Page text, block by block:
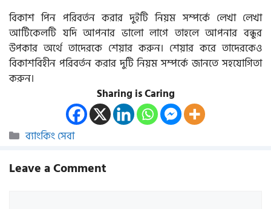
বিকাশ পিন পরিবর্তন করার দুইটি নিয়ম সম্পর্কে লেখা লেখা
আর্টিকেলটি যদি আপনার ভালো লাগে তাহলে আপনার বন্ধুর
উপকার অর্থে তাদেরকে শেয়ার করুন। শেয়ার করে তাদেরকেও
বিকাশবিহীন পরিবর্তন করার দুটি নিয়ম সম্পর্কে জানতে সহযোগিতা
করুন।
Sharing is Caring
Categories
ব্যাংকিং সেবা
Leave a Comment